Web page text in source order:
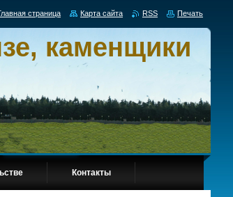
каменщики
Контакты
страница Карта сайта RSS Печать